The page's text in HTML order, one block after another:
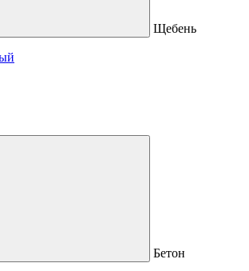
Щебень
Бетон